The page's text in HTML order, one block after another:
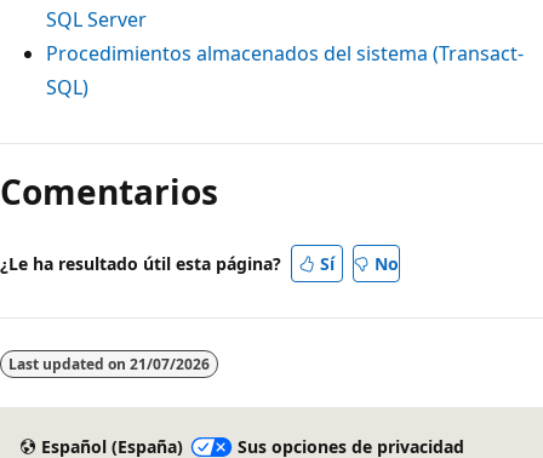
SQL Server
Procedimientos almacenados del sistema (Transact-
SQL)
Comentarios
¿Le ha resultado útil esta página? Sí No
Last updated on 21/07/2026
Español (España) Sus opciones de privacidad